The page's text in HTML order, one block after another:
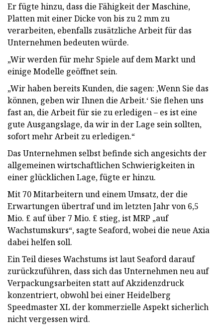
Er fügte hinzu, dass die Fähigkeit der Maschine,
Platten mit einer Dicke von bis zu 2 mm zu
verarbeiten, ebenfalls zusätzliche Arbeit für das
Unternehmen bedeuten würde.
„Wir werden für mehr Spiele auf dem Markt und
einige Modelle geöffnet sein.
„Wir haben bereits Kunden, die sagen: ‚Wenn Sie das
können, geben wir Ihnen die Arbeit.‘ Sie flehen uns
fast an, die Arbeit für sie zu erledigen – es ist eine
gute Ausgangslage, da wir in der Lage sein sollten,
sofort mehr Arbeit zu erledigen.“
Das Unternehmen selbst befinde sich angesichts der
allgemeinen wirtschaftlichen Schwierigkeiten in
einer glücklichen Lage, fügte er hinzu.
Mit 70 Mitarbeitern und einem Umsatz, der die
Erwartungen übertraf und im letzten Jahr von 6,5
Mio. £ auf über 7 Mio. £ stieg, ist MRP „auf
Wachstumskurs“, sagte Seaford, wobei die neue Axia
dabei helfen soll.
Ein Teil dieses Wachstums ist laut Seaford darauf
zurückzuführen, dass sich das Unternehmen neu auf
Verpackungsarbeiten statt auf Akzidenzdruck
konzentriert, obwohl bei einer Heidelberg
Speedmaster XL der kommerzielle Aspekt sicherlich
nicht vergessen wird.